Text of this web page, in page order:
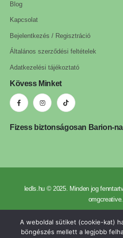
Blog
Kapcsolat
Bejelentkezés / Regisztráció
Általános szerződési feltételek
Adatkezelési tájékoztató
Kövess Minket
Fizess biztonságosan Barion-nal
ledls.hu © 2025. Minden jog
A weboldal sütiket (cookie-kat)
böngészés mellett a legjobb